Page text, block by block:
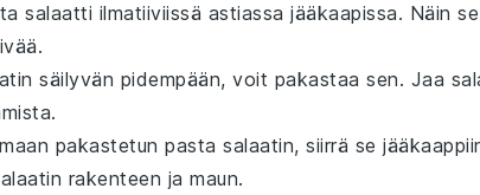
salaatti ilmatiiviissä astiassa jääkaapissa. Näin
säilyvän pidempään, voit pakastaa sen. Jaa
pakastetun pasta salaatin, siirrä se
rakenteen ja maun.